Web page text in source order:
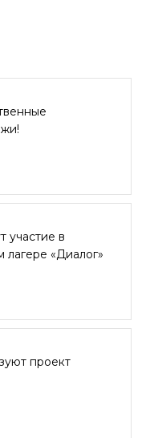
участие в
«Диалог»
проект